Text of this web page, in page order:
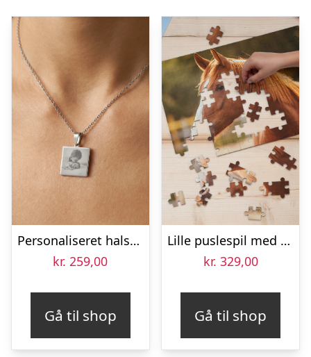
Personaliseret halskæde med billede – Firkantet – Sølv
kr. 259,00
Gå til shop
Lille puslespil med billede – 96 brikker
kr. 329,00
Gå til shop